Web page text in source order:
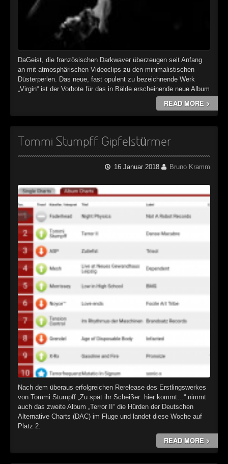
DaGeist, die französischen Darkwaver überzeugen seit Anfang
an mit atmosphärischen Videoclips zu den minimalistischen
Düsterperlen. Das neue, fast opulent zu bezeichnende Werk
„Virgin“ ist der Vorbote für das in Bälde erscheinende neue Album
READ MORE >
Tommi Stumpff Gipfelstürmer
16 Januar 2018 Bruno Kramm
Nach dem überaus erfolgreichen Rerelease des Erstlingswerkes
von Tommi Stumpff „Zu spät ihr Scheißer: hier kommt…“ nimmt
auch das zweite Album „Terror II“ die Hürden der Deutschen
Alternative Charts (DAC) im Fluge und landet diese Woche auf
Platz 2.
READ MORE >